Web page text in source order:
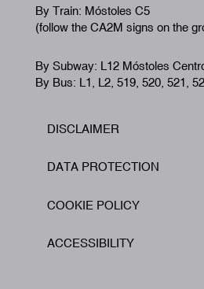
By Train: Móstoles C5
(follow the CA2M signs on the
By Subway: L12 Móstoles
By Bus: L1, L2, 519, 520, 521,
Footer
DISCLAIMER
DATA PROTECTION
COOKIE POLICY
ACCESSIBILITY